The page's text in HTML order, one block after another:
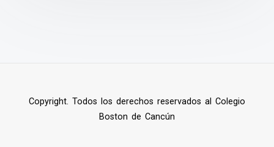
Copyright. Todos los derechos reservados al Colegio
Boston de Cancún